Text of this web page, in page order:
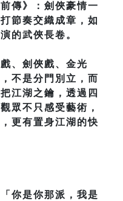
傳》：劍俠豪情一
節奏交織成章，如
的武俠長卷。
、劍俠戲、金光
不是分門別立，而
江湖之鑰，透過四
眾不只感受藝術，
更有置身江湖的快
你是你那派，我是